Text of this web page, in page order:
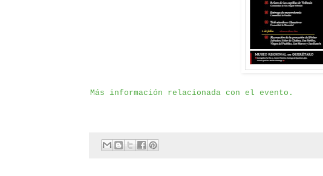
Más información relacionada con el evento.